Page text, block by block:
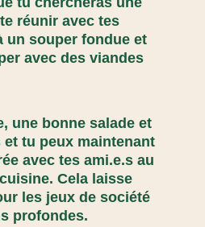
réunir avec tes
un souper fondue et
avec des viandes
une bonne salade et
tu peux maintenant
avec tes ami.e.s au
Cela laisse
les jeux de société
profondes.